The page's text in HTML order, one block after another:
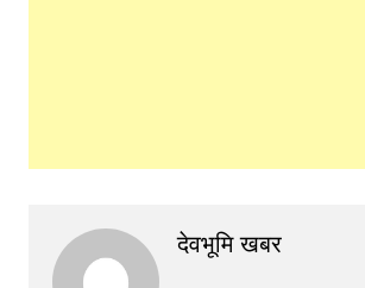
देवभूमि खबर